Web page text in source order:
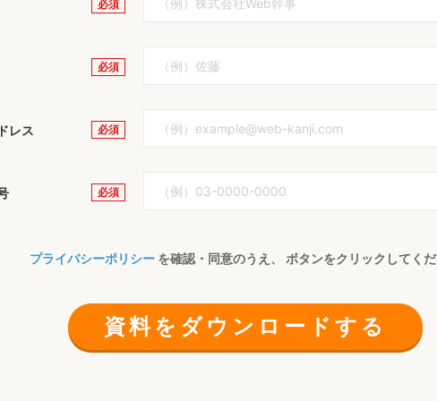
レス
プライバシーポリシー を確認・同意のうえ、 ボタンをクリックしてく
資料をダウンロードする